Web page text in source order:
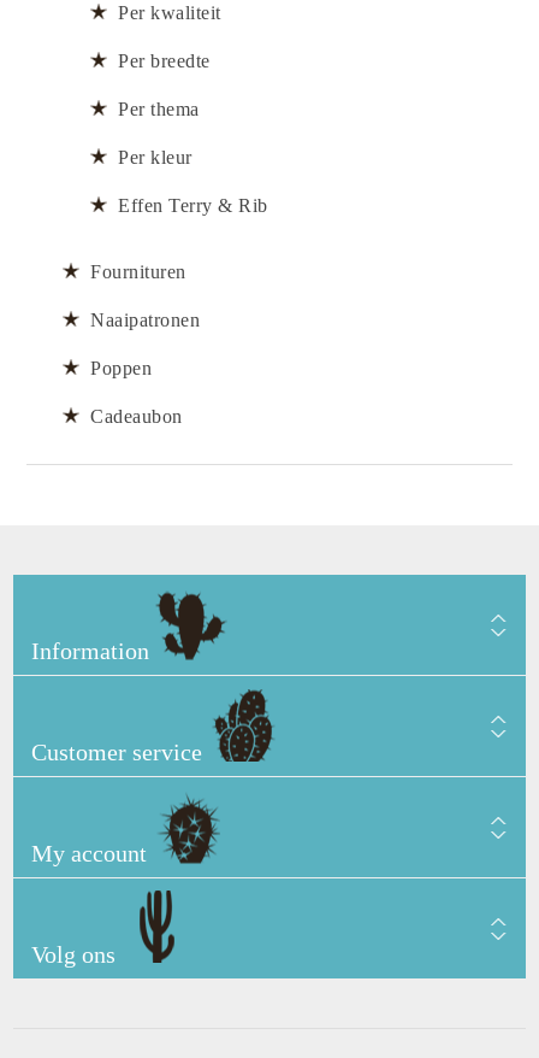
Per kwaliteit
Per breedte
Per thema
Per kleur
Effen Terry & Rib
Fournituren
Naaipatronen
Poppen
Cadeaubon
Information
Customer service
My account
Volg ons